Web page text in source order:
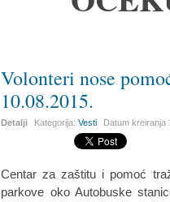
Volonteri nose
10.08.2015.
Detalji Kategorija:Vesti Datum kreiranja
Centar za zaštitu i pomoć
parkove oko Autobuske